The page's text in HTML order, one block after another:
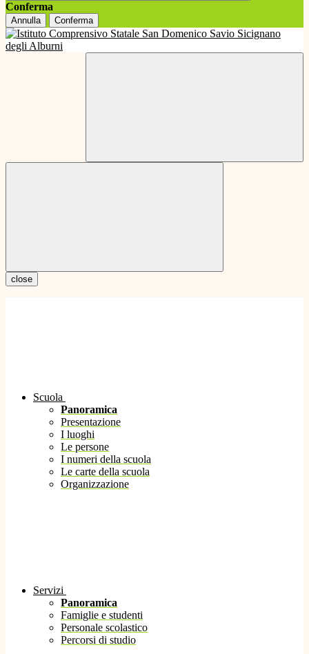
Conferma
Annulla Conferma
close
Scuola
Panoramica
Presentazione
I luoghi
Le persone
I numeri della scuola
Le carte della scuola
Organizzazione
Servizi
Panoramica
Famiglie e studenti
Personale scolastico
Percorsi di studio